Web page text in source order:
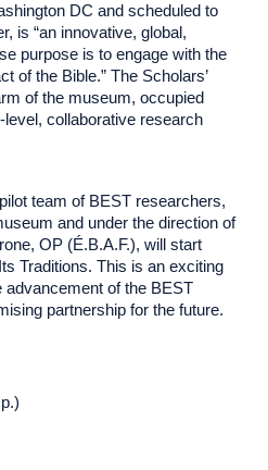
DC and scheduled to
is “an innovative, global,
purpose is to engage with the
of the Bible.” The Scholars’
of the museum, occupied
collaborative research
team of BEST researchers,
and under the direction of
OP (É.B.A.F.), will start
Traditions. This is an exciting
advancement of the BEST
partnership for the future.